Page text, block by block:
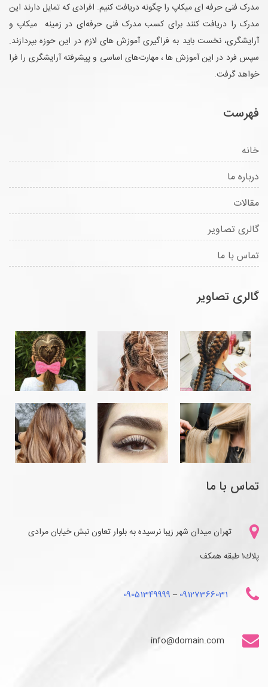
مدرک فنی حرفه ای میکاپ را چگونه دریافت کنیم. افرادی که تمایل دارند این
مدرک را دریافت کنند برای کسب مدرک فنی حرفه‌ای در زمینه میکاپ و
آرایشگری، نخست باید به فراگیری آموزش های لازم در این حوزه بپردازند.
سپس فرد در این آموزش ها ، مهارت‌های اساسی و پیشرفته آرایشگری را فرا
خواهد گرفت.
فهرست
خانه
درباره ما
مقالات
گالری تصاویر
تماس با ما
گالری تصاویر
تماس با ما
تهران میدان شهر زیبا نرسیده به بلوار تعاون نبش خیابان مرادی
پلاك١ طبقه همكف
09127366031
–
09051349999
info@domain.com